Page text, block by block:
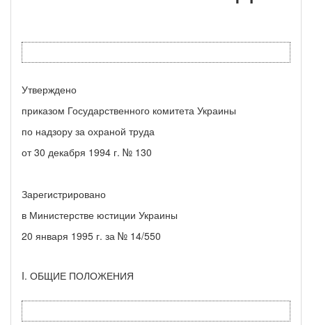
Утверждено
приказом Государственного комитета Украины
по надзору за охраной труда
от 30 декабря 1994 г. № 130
Зарегистрировано
в Министерстве юстиции Украины
20 января 1995 г. за № 14/550
I. ОБЩИЕ ПОЛОЖЕНИЯ